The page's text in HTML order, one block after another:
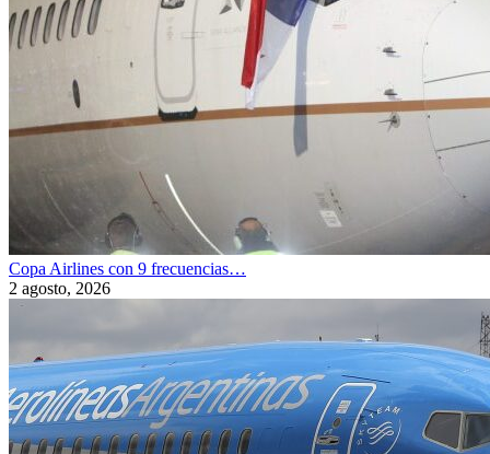
Copa Airlines con 9 frecuencias…
2 agosto, 2026